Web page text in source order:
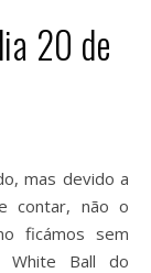
20 de
mas devido a
contar, não o
ficámos sem
Ball do